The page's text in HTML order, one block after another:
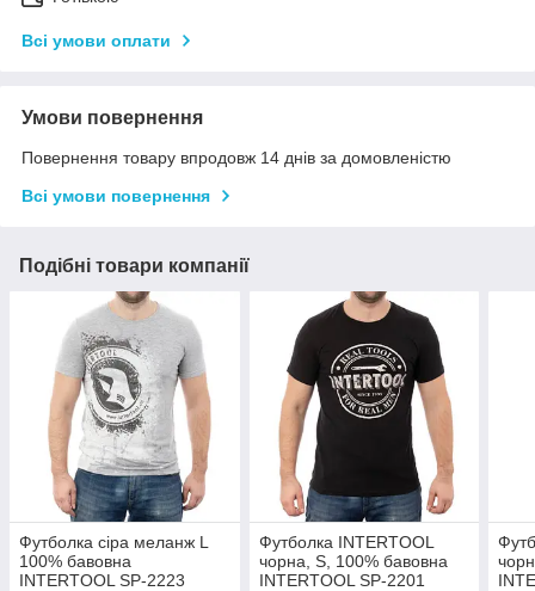
Всі умови оплати
Умови повернення
Повернення товару впродовж 14 днів за домовленістю
Всі умови повернення
Подібні товари компанії
Футболка сіра меланж L
100% бавовна
INTERTOOL SP-2223
Футболка INTERTOOL
чорна, S, 100% бавовна
INTERTOOL SP-2201